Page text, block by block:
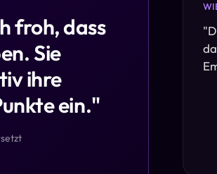
froh, dass
Sie
ihre
ein."
"